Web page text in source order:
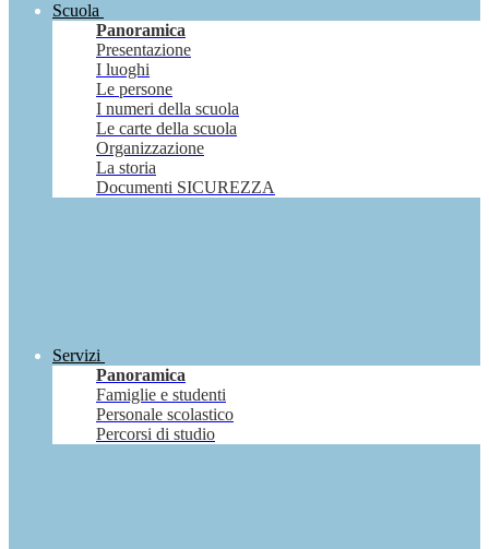
Scuola
Panoramica
Presentazione
I luoghi
Le persone
I numeri della scuola
Le carte della scuola
Organizzazione
La storia
Documenti SICUREZZA
Servizi
Panoramica
Famiglie e studenti
Personale scolastico
Percorsi di studio